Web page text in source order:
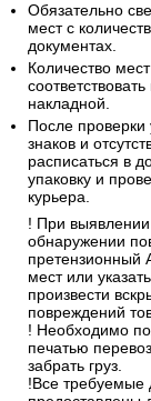
Обязательно
мест с
документах.
Количество
накладной.
После проверки
знаков и
расписаться в
упаковку и
курьера.
! При выявлении
обнаружении
претензионный
мест или
произвести
повреждений
! Необходимо
печатью
забрать груз.
!Все требуемые